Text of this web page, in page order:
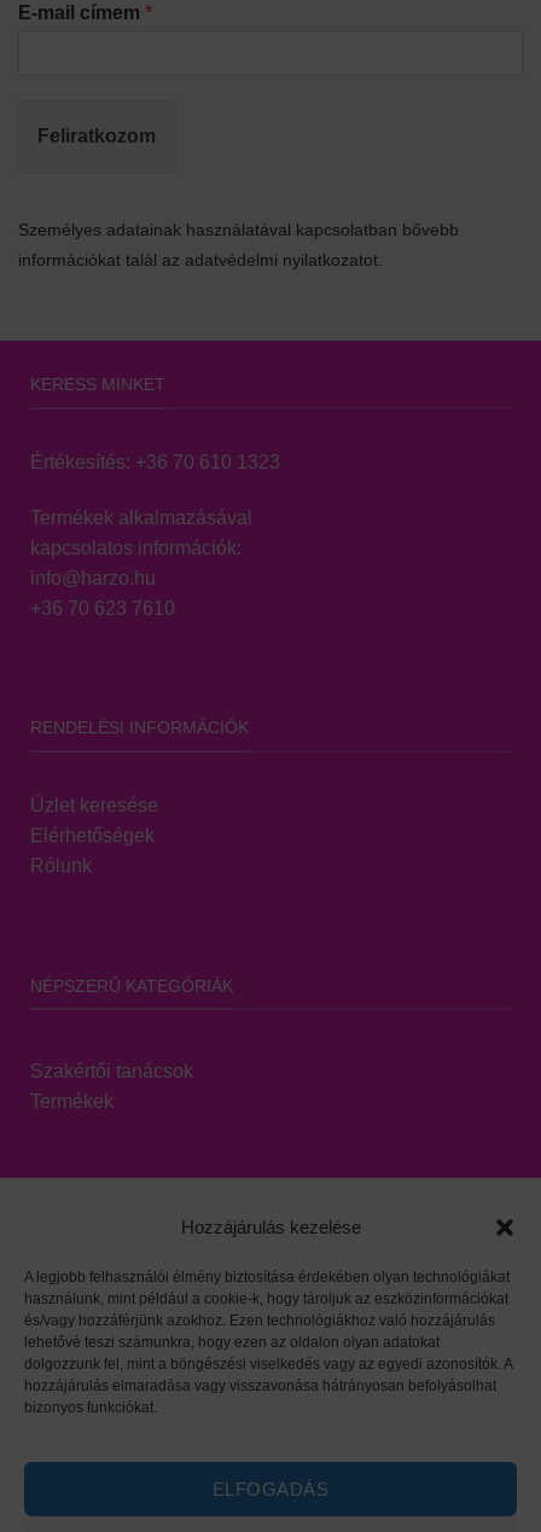
Hozzájárulás kezelése
A legjobb felhasználói élmény biztosítása érdekében olyan technológiákat
használunk, mint például a cookie-k, hogy tároljuk az eszközinformációkat
és/vagy hozzáférjünk azokhoz. Ezen technológiákhoz való hozzájárulás
lehetővé teszi számunkra, hogy ezen az oldalon olyan adatokat
dolgozzunk fel, mint a böngészési viselkedés vagy az egyedi azonosítók. A
hozzájárulás elmaradása vagy visszavonása hátrányosan befolyásolhat
bizonyos funkciókat.
ELFOGADÁS
E-mail címem *
Feliratkozom
Személyes adatainak használatával kapcsolatban bővebb
információkat talál az adatvédelmi nyilatkozatot.
KERESS MINKET
Értékesítés: +36 70 610 1323
Termékek alkalmazásával
kapcsolatos információk:
info@harzo.hu
+36 70 623 7610
RENDELÉSI INFORMÁCIÓK
Üzlet keresése
Elérhetőségek
Rólunk
NÉPSZERŰ KATEGÓRIÁK
Szakértői tanácsok
Termékek
Viszonteladói oldal| Adatvédelem|HARZO tárgymutató